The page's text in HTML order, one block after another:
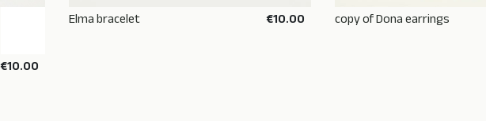
€10.00
Elma bracelet €10.00 ADD TO BASKET
copy of Dona earrings